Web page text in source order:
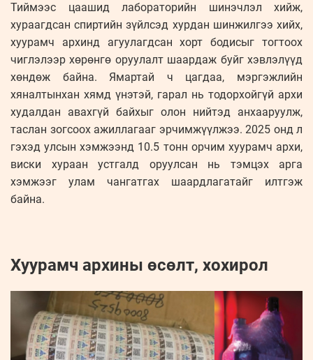
Тиймээс цаашид лабораторийн шинэчлэл хийж,
хураагдсан спиртийн зүйлсэд хурдан шинжилгээ хийх,
хуурамч архинд агуулагдсан хорт бодисыг тогтоох
чиглэлээр хөрөнгө оруулалт шаардаж буйг хэвлэлүүд
хөндөж байна. Ямартай ч цагдаа, мэргэжлийн
хяналтынхан хямд үнэтэй, гарал нь тодорхойгүй архи
худалдан авахгүй байхыг олон нийтэд анхааруулж,
таслан зогсоох ажиллагааг эрчимжүүлжээ. 2025 онд л
гэхэд улсын хэмжээнд 10.5 тонн орчим хуурамч архи,
виски хураан устгалд оруулсан нь тэмцэх арга
хэмжээг улам чангатгах шаардлагатайг илтгэж
байна.
Хуурамч архины өсөлт, хохирол